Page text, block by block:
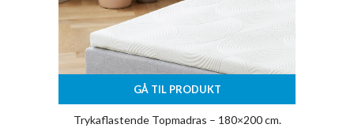
GÅ TIL PRODUKT
Trykaflastende Topmadras – 180×200 cm.